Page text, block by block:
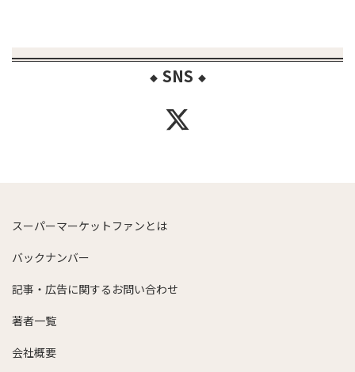
◆ SNS ◆
スーパーマーケットファンとは
バックナンバー
記事・広告に関するお問い合わせ
著者一覧
会社概要